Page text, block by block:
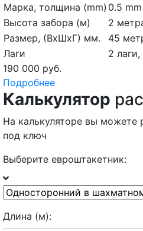
Марка, толщина (mm) 0.5 mm
Высота забора (м)
2
Размер, (ВхШхГ) мм.
45
Лаги
2
190 000 руб.
Подробнее
Калькулятор
На калькуляторе вы можете
под ключ
Выберите евроштакетник:
Длина (м):